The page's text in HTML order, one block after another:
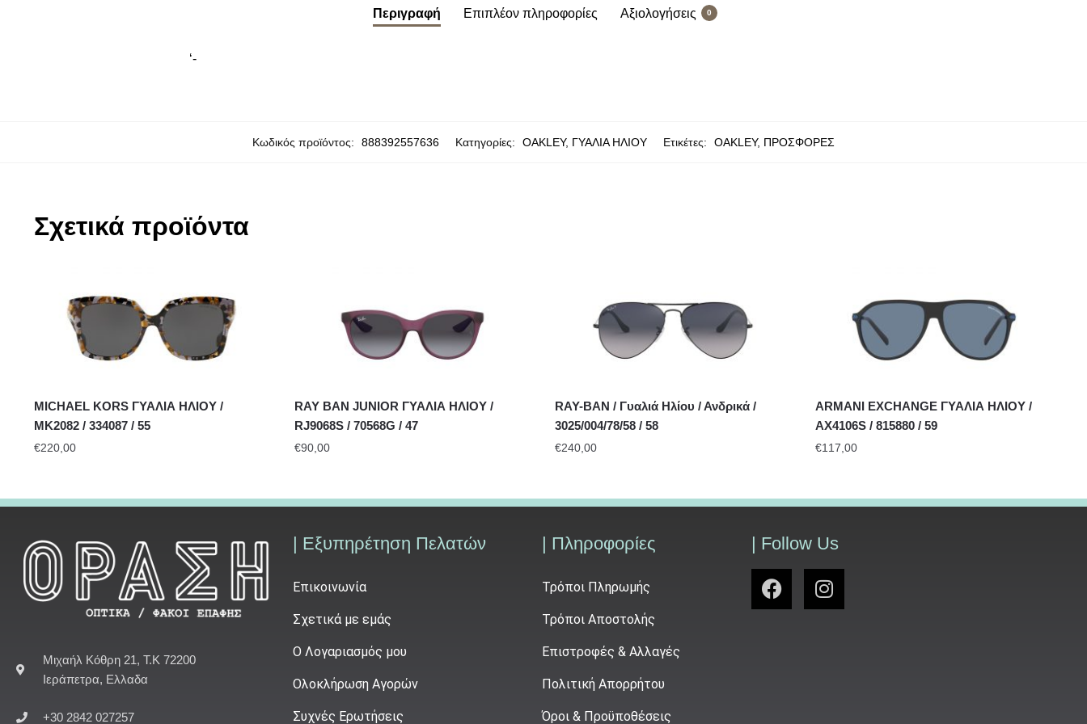
Περιγραφή Επιπλέον πληροφορίες Αξιολογήσεις 0
‘-
Κωδικός προϊόντος: 888392557636 Κατηγορίες: OAKLEY, ΓΥΑΛΙΑ ΗΛΙΟΥ Ετικέτες: OAKLEY, ΠΡΟΣΦΟΡΕΣ
Σχετικά προϊόντα
MICHAEL KORS ΓΥΑΛΙΑ ΗΛΙΟΥ /
MK2082 / 334087 / 55
€220,00
RAY BAN JUNIOR ΓΥΑΛΙΑ ΗΛΙΟΥ /
RJ9068S / 70568G / 47
€90,00
RAY-BAN / Γυαλιά Ηλίου / Ανδρικά /
3025/004/78/58 / 58
€240,00
ARMANI EXCHANGE ΓΥΑΛΙΑ ΗΛΙΟΥ /
AX4106S / 815880 / 59
€117,00
Μιχαήλ Κόθρη 21, Τ.Κ 72200
Ιεράπετρα, Ελλαδα
+30 2842 027257
| Εξυπηρέτηση Πελατών
Επικοινωνία
Σχετικά με εμάς
Ο Λογαριασμός μου
Ολοκλήρωση Αγορών
Συχνές Ερωτήσεις
| Πληροφορίες
Τρόποι Πληρωμής
Τρόποι Αποστολής
Επιστροφές & Αλλαγές
Πολιτική Απορρήτου
Όροι & Προϋποθέσεις
| Follow Us